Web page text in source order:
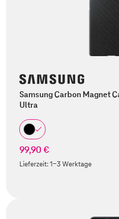
Samsung Carbon Magnet
Ultra
99,90 €
Lieferzeit:1-3 Werktage